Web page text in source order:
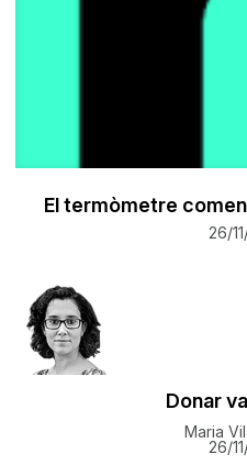
El termòmetre
26/
Donar
Maria
26/